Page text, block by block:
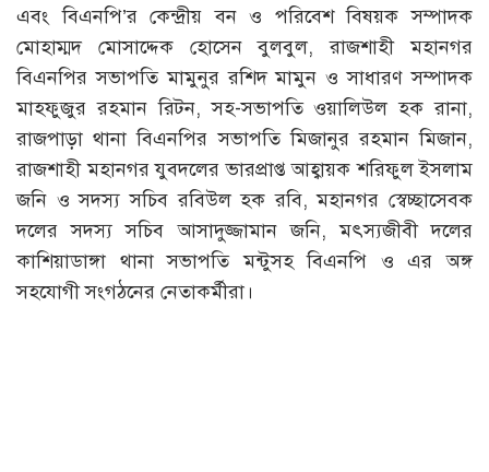
এবং বিএনপি’র কেন্দ্রীয় বন ও পরিবেশ বিষয়ক সম্পাদক
মোহাম্মদ মোসাদ্দেক হোসেন বুলবুল, রাজশাহী মহানগর
বিএনপির সভাপতি মামুনুর রশিদ মামুন ও সাধারণ সম্পাদক
মাহফুজুর রহমান রিটন, সহ-সভাপতি ওয়ালিউল হক রানা,
রাজপাড়া থানা বিএনপির সভাপতি মিজানুর রহমান মিজান,
রাজশাহী মহানগর যুবদলের ভারপ্রাপ্ত আহ্বায়ক শরিফুল ইসলাম
জনি ও সদস্য সচিব রবিউল হক রবি, মহানগর স্বেচ্ছাসেবক
দলের সদস্য সচিব আসাদুজ্জামান জনি, মৎস্যজীবী দলের
কাশিয়াডাঙ্গা থানা সভাপতি মন্টুসহ বিএনপি ও এর অঙ্গ
সহযোগী সংগঠনের নেতাকর্মীরা।